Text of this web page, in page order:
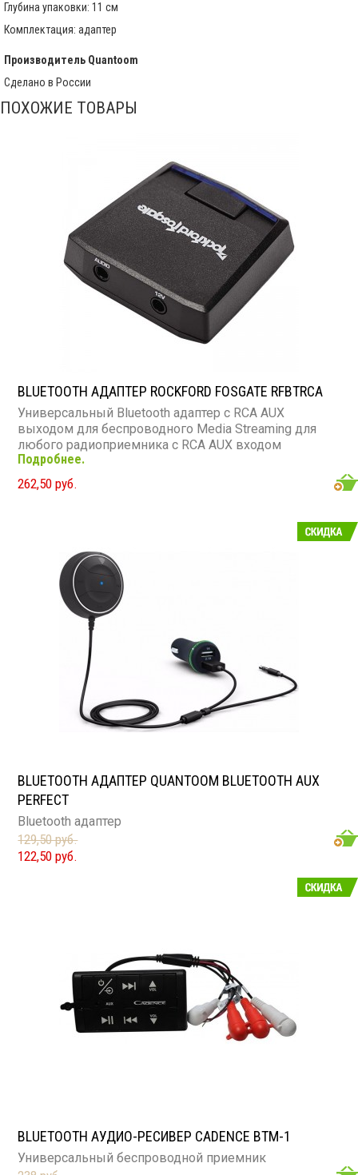
Глубина упаковки: 11 см
Комплектация: адаптер
Производитель Quantoom
Сделано в России
ПОХОЖИЕ ТОВАРЫ
BLUETOOTH АДАПТЕР ROCKFORD FOSGATE RFBTRCA
Универсальный Bluetooth адаптер с RCA AUX
выходом для беспроводного Media Streaming для
любого радиоприемника с RCA AUX входом
Подробнее.
262,50 руб.
BLUETOOTH АДАПТЕР QUANTOOM BLUETOOTH AUX
PERFECT
Bluetooth адаптер
129,50 руб.
122,50 руб.
BLUETOOTH АУДИО-РЕСИВЕР CADENCE BTM-1
Универсальный беспроводной приемник